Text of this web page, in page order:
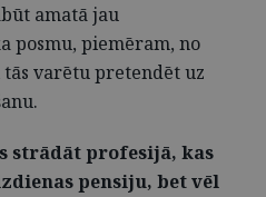
amatā jau
posmu, piemēram, no
tās varētu pretendēt uz
strādāt profesijā, kas
pensiju, bet vēl